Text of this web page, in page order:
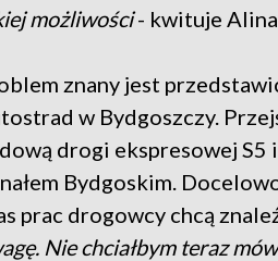
możliwości- kwituje Alina
znany jest
w Bydgoszczy.
drogi ekspresowej S5
Bydgoskim.
prac drogowcy chcą
Nie chciałbym teraz